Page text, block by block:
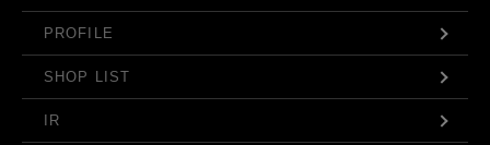
PROFILE
SHOP LIST
IR